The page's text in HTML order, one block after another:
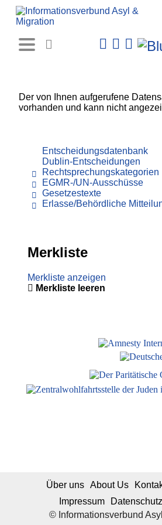
Der von Ihnen aufgerufene
vorhanden und kann nicht
Entscheidungsdatenbank
Dublin-Entscheidungen
Rechtsprechungskategorien
EGMR-/UN-Ausschüsse
Gesetzestexte
Erlasse/Behördliche
Merkliste
Merkliste anzeigen
Merkliste leeren
© Informationsverbund
Über uns About Us
Impressum
Datenschutz